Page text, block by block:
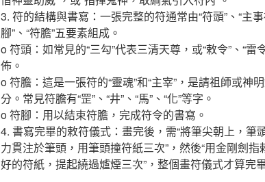
3. 符的結構與書寫：一張完整的符通常由“符頭”、“主事
腳”、“符膽”五要素組成。
o 符頭：如常見的“三勾”代表三清天尊，或“敕令”、“雷
佈。
o 符膽：這是一張符的“靈魂”和“主宰”，是請祖師或神
分。常見符膽有“罡”、“井”、“馬”、“化”等字。
o 符腳：用以結束符膽，完成符令的書寫。
4. 書寫完畢的敕符儀式：畫完後，需“將筆尖朝上，筆
力貫注於筆頭，用筆頭撞符紙三次”，然後“用金剛劍指
好的符紙，提起繞過爐煙三次”，整個畫符儀式才算完